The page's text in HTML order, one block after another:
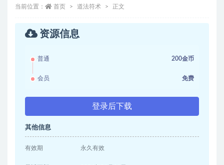
当前位置： 首页 道法符术 正文
资源信息
普通 200金币
会员 免费
登录后下载
其他信息
有效期 永久有效